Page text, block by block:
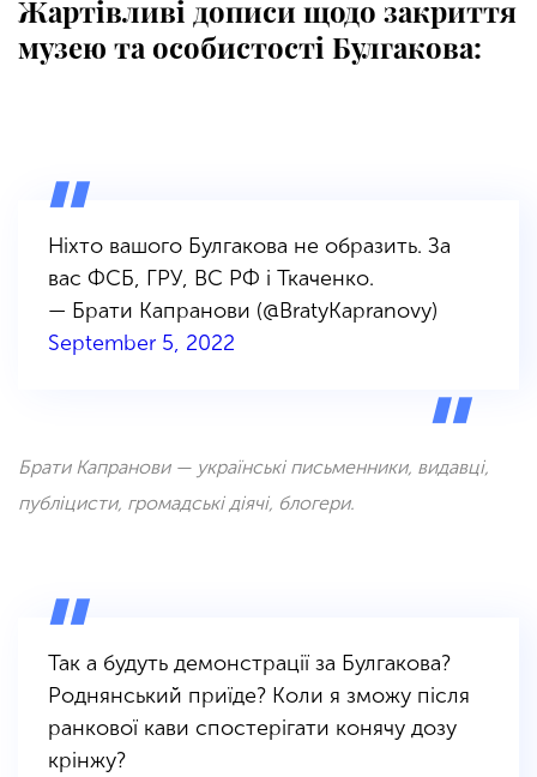
Жартівливі дописи щодо закриття
музею та особистості Булгакова:
Ніхто вашого Булгакова не образить. За
вас ФСБ, ГРУ, ВС РФ і Ткаченко.
— Брати Капранови (@BratyKapranovy)
September 5, 2022
Брати Капранови — українські письменники, видавці,
публіцисти, громадські діячі, блогери.
Так а будуть демонстрації за Булгакова?
Роднянський приїде? Коли я зможу після
ранкової кави спостерігати конячу дозу
крінжу?